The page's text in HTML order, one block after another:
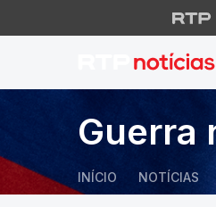
NATO
Guerra
INÍCIO NOTÍCIAS